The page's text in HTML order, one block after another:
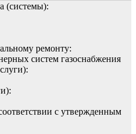
(системы):
ремонту:
систем газоснабжения
с утвержденным